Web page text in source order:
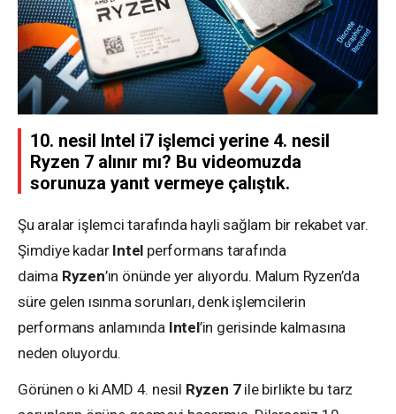
10. nesil Intel i7 işlemci yerine 4. nesil
Ryzen 7 alınır mı? Bu videomuzda
sorunuza yanıt vermeye çalıştık.
Şu aralar işlemci tarafında hayli sağlam bir rekabet var.
Şimdiye kadar Intel performans tarafında
daima Ryzen’ın önünde yer alıyordu. Malum Ryzen’da
süre gelen ısınma sorunları, denk işlemcilerin
performans anlamında Intel’in gerisinde kalmasına
neden oluyordu.
Görünen o ki AMD 4. nesil Ryzen 7ile birlikte bu tarz